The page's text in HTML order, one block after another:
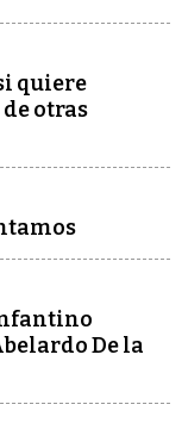
quiere
otras
De la